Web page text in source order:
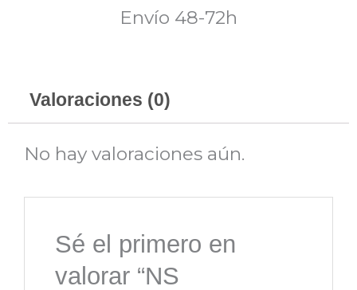
Envío 48-72h
Valoraciones (0)
No hay valoraciones aún.
Sé el primero en
valorar “NS